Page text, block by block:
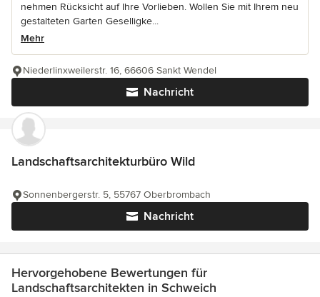
nehmen Rücksicht auf Ihre Vorlieben. Wollen Sie mit Ihrem neu
gestalteten Garten Geselligke...
Mehr
Nachricht
Niederlinxweilerstr. 16, 66606 Sankt Wendel
Landschaftsarchitekturbüro Wild
Nachricht
Sonnenbergerstr. 5, 55767 Oberbrombach
Hervorgehobene Bewertungen für
Landschaftsarchitekten in Schweich